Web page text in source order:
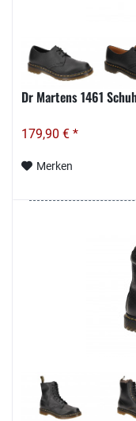
Dr Martens 1461
179,90 € *
Merken